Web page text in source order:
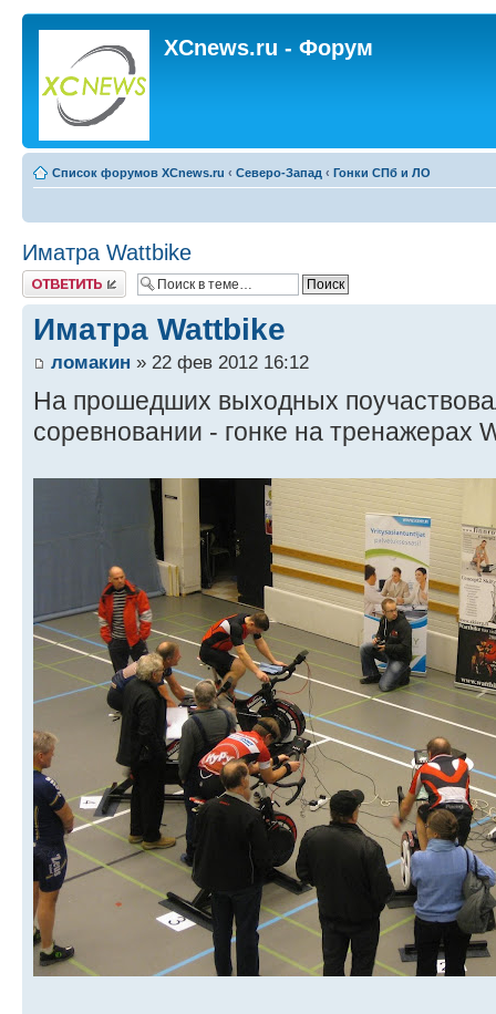
XCnews.ru - Форум
Список форумов XCnews.ru ‹ Северо-Запад ‹ Гонки СПб и ЛО
Иматра Wattbike
Ответить
Иматра Wattbike
ломакин » 22 фев 2012 16:12
На прошедших выходных
соревновании - гонке на тренажерах